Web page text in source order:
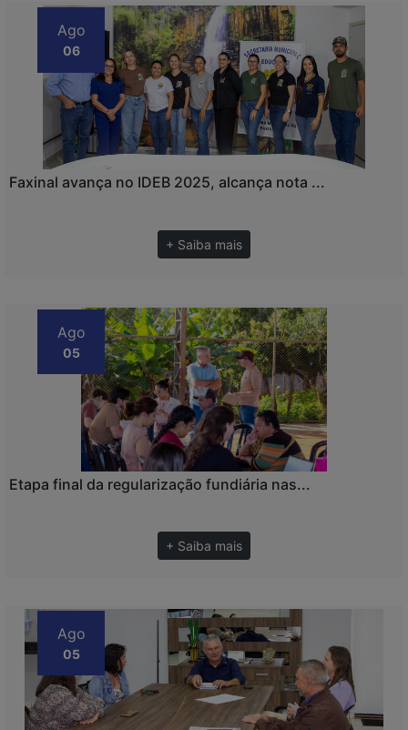
Ago
06
Faxinal avança no IDEB 2025, alcança nota ...
+ Saiba mais
Ago
05
Etapa final da regularização fundiária nas...
+ Saiba mais
Ago
05